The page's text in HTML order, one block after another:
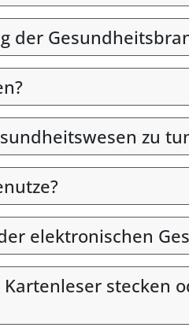
der
zu
elektronischen
stecken